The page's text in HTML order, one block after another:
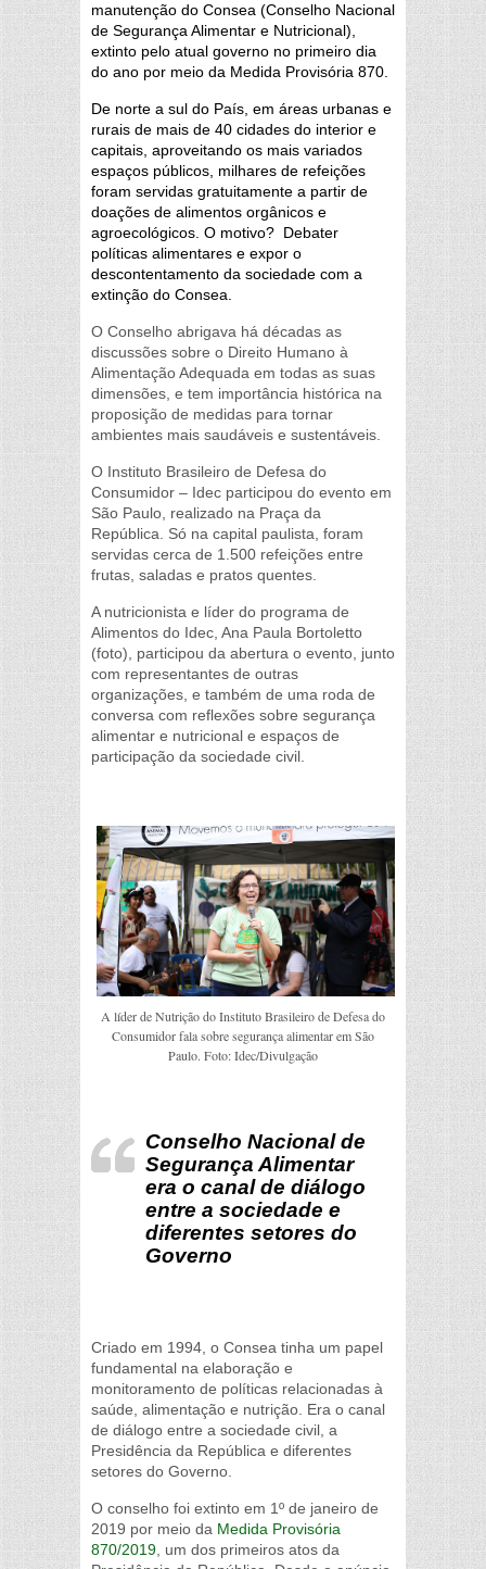
manutenção do Consea (Conselho Nacional
de Segurança Alimentar e Nutricional),
extinto pelo atual governo no primeiro dia
do ano por meio da Medida Provisória 870.
De norte a sul do País, em áreas urbanas e
rurais de mais de 40 cidades do interior e
capitais, aproveitando os mais variados
espaços públicos, milhares de refeições
foram servidas gratuitamente a partir de
doações de alimentos orgânicos e
agroecológicos. O motivo? Debater
políticas alimentares e expor o
descontentamento da sociedade com a
extinção do Consea.
O Conselho abrigava há décadas as
discussões sobre o Direito Humano à
Alimentação Adequada em todas as suas
dimensões, e tem importância histórica na
proposição de medidas para tornar
ambientes mais saudáveis e sustentáveis.
O Instituto Brasileiro de Defesa do
Consumidor – Idec participou do evento em
São Paulo, realizado na Praça da
República. Só na capital paulista, foram
servidas cerca de 1.500 refeições entre
frutas, saladas e pratos quentes.
A nutricionista e líder do programa de
Alimentos do Idec, Ana Paula Bortoletto
(foto), participou da abertura o evento, junto
com representantes de outras
organizações, e também de uma roda de
conversa com reflexões sobre segurança
alimentar e nutricional e espaços de
participação da sociedade civil.
A líder de Nutrição do Instituto Brasileiro de Defesa do
Consumidor fala sobre segurança alimentar em São
Paulo. Foto: Idec/Divulgação
Conselho Nacional de
Segurança Alimentar
era o canal de diálogo
entre a sociedade e
diferentes setores do
Governo
Criado em 1994, o Consea tinha um papel
fundamental na elaboração e
monitoramento de políticas relacionadas à
saúde, alimentação e nutrição. Era o canal
de diálogo entre a sociedade civil, a
Presidência da República e diferentes
setores do Governo.
O conselho foi extinto em 1º de janeiro de
2019 por meio da Medida Provisória
870/2019 , um dos primeiros atos da